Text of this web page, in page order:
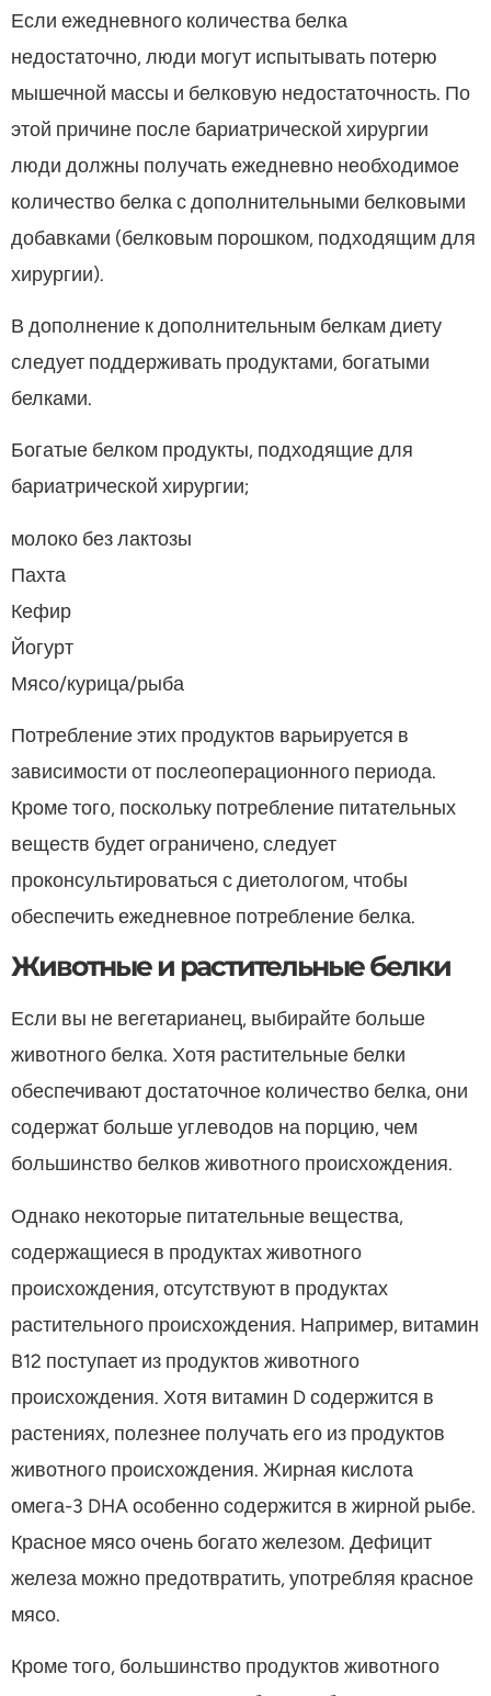
Если ежедневного количества белка
недостаточно, люди могут испытывать потерю
мышечной массы и белковую недостаточность. По
этой причине после бариатрической хирургии
люди должны получать ежедневно необходимое
количество белка с дополнительными белковыми
добавками (белковым порошком, подходящим для
хирургии).
В дополнение к дополнительным белкам диету
следует поддерживать продуктами, богатыми
белками.
Богатые белком продукты, подходящие для
бариатрической хирургии;
молоко без лактозы
Пахта
Кефир
Йогурт
Мясо/курица/рыба
Потребление этих продуктов варьируется в
зависимости от послеоперационного периода.
Кроме того, поскольку потребление питательных
веществ будет ограничено, следует
проконсультироваться с диетологом, чтобы
обеспечить ежедневное потребление белка.
Животные и растительные белки
Если вы не вегетарианец, выбирайте больше
животного белка. Хотя растительные белки
обеспечивают достаточное количество белка, они
содержат больше углеводов на порцию, чем
большинство белков животного происхождения.
Однако некоторые питательные вещества,
содержащиеся в продуктах животного
происхождения, отсутствуют в продуктах
растительного происхождения. Например, витамин
B12 поступает из продуктов животного
происхождения. Хотя витамин D содержится в
растениях, полезнее получать его из продуктов
животного происхождения. Жирная кислота
омега-3 DHA особенно содержится в жирной рыбе.
Красное мясо очень богато железом. Дефицит
железа можно предотвратить, употребляя красное
мясо.
Кроме того, большинство продуктов животного